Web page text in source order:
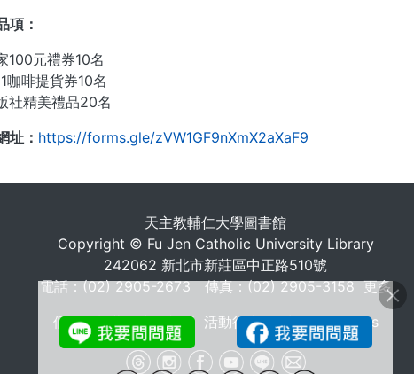
項：
100元禮券10名
咖啡提貨券10名
社精美禮品20名
址： https://forms.gle/zVW1GF9nXmX2aXaF9
天主教輔仁大學圖書館
Copyright © Fu Jen Catholic University Library
242062 新北市新莊區中正路510號
電話：(02) 2905-2673 傳真：(02) 2905-3158更多
個人資料蒐集告知聲明 活動行事曆 常問問題 FAQs